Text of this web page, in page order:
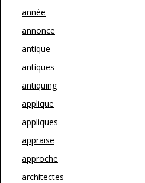
année
annonce
antique
antiques
antiquing
applique
appliques
appraise
approche
architectes